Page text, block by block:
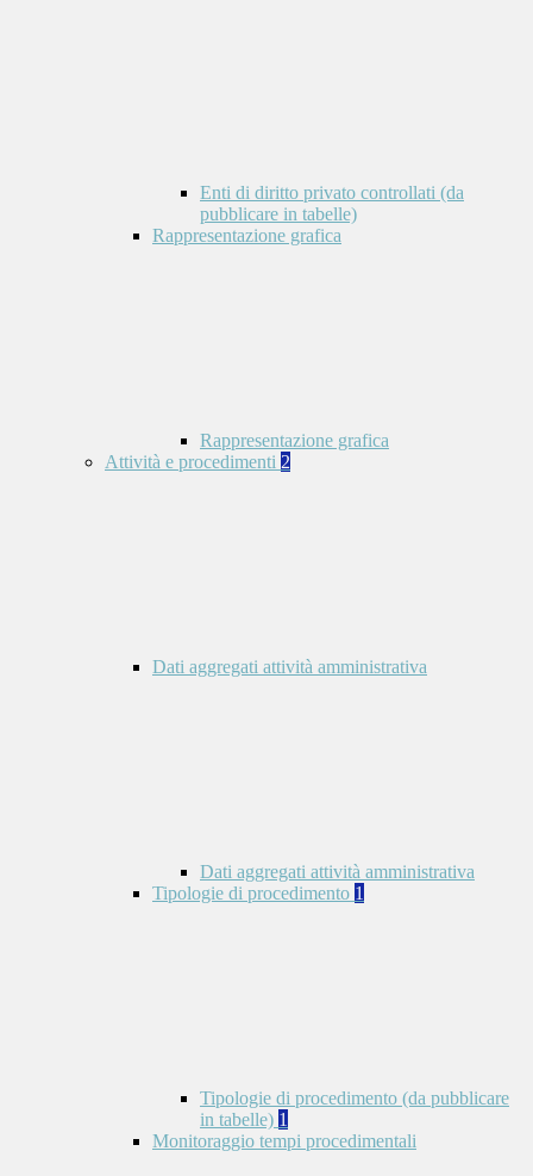
Enti di diritto privato controllati (da
pubblicare in tabelle)
Rappresentazione grafica
Rappresentazione grafica
Attività e procedimenti 2
Dati aggregati attività amministrativa
Dati aggregati attività amministrativa
Tipologie di procedimento 1
Tipologie di procedimento (da pubblicare
in tabelle) 1
Monitoraggio tempi procedimentali